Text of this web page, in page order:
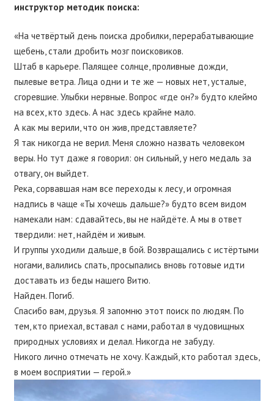
инструктор методик поиска:
«На четвёртый день поиска дробилки, перерабатывающие
щебень, стали дробить мозг поисковиков.
Штаб в карьере. Палящее солнце, проливные дожди,
пылевые ветра. Лица одни и те же — новых нет, усталые,
сгоревшие. Улыбки нервные. Вопрос «где он?» будто клеймо
на всех, кто здесь. А нас здесь крайне мало.
А как мы верили, что он жив, представляете?
Я так никогда не верил. Меня сложно назвать человеком
веры. Но тут даже я говорил: он сильный, у него медаль за
отвагу, он выйдет.
Река, сорвавшая нам все переходы к лесу, и огромная
надпись в чаще «Ты хочешь дальше?» будто всем видом
намекали нам: сдавайтесь, вы не найдёте. А мы в ответ
твердили: нет, найдём и живым.
И группы уходили дальше, в бой. Возвращались с истёртыми
ногами, валились спать, просыпались вновь готовые идти
доставать из беды нашего Витю.
Найден. Погиб.
Спасибо вам, друзья. Я запомню этот поиск по людям. По
тем, кто приехал, вставал с нами, работал в чудовищных
природных условиях и делал. Никогда не забуду.
Никого лично отмечать не хочу. Каждый, кто работал здесь,
в моем восприятии — герой.»